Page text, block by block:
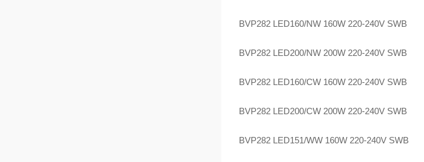
BVP282 LED160/NW 160W 220-240V SWB
BVP282 LED200/NW 200W 220-240V SWB
BVP282 LED160/CW 160W 220-240V SWB
BVP282 LED200/CW 200W 220-240V SWB
BVP282 LED151/WW 160W 220-240V SWB